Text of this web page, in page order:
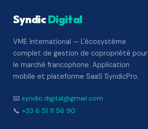
SyndicDigital
VME International — L'écosystème
complet de gestion de copropriété pour
le marché francophone. Application
mobile et plateforme SaaS SyndicPro.
📧 syndic.digital@gmail.com
📞 +33 6 51 11 56 90